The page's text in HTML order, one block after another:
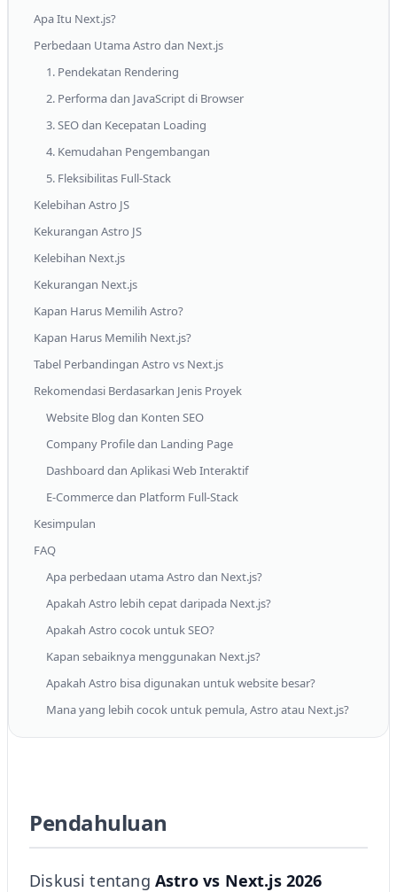
Apa Itu Next.js?
Perbedaan Utama Astro dan Next.js
1. Pendekatan Rendering
2. Performa dan JavaScript di Browser
3. SEO dan Kecepatan Loading
4. Kemudahan Pengembangan
5. Fleksibilitas Full-Stack
Kelebihan Astro JS
Kekurangan Astro JS
Kelebihan Next.js
Kekurangan Next.js
Kapan Harus Memilih Astro?
Kapan Harus Memilih Next.js?
Tabel Perbandingan Astro vs Next.js
Rekomendasi Berdasarkan Jenis Proyek
Website Blog dan Konten SEO
Company Profile dan Landing Page
Dashboard dan Aplikasi Web Interaktif
E-Commerce dan Platform Full-Stack
Kesimpulan
FAQ
Apa perbedaan utama Astro dan Next.js?
Apakah Astro lebih cepat daripada Next.js?
Apakah Astro cocok untuk SEO?
Kapan sebaiknya menggunakan Next.js?
Apakah Astro bisa digunakan untuk website besar?
Mana yang lebih cocok untuk pemula, Astro atau Next.js?
Astro vs Next.js di Tahun
Pendahuluan
Diskusi tentang Astro vs Next.js 2026